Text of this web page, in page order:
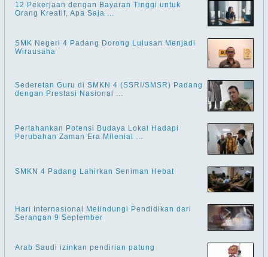
12 Pekerjaan dengan Bayaran Tinggi untuk
Orang Kreatif, Apa Saja ...
SMK Negeri 4 Padang Dorong Lulusan Menjadi
Wirausaha
Sederetan Guru di SMKN 4 (SSRI/SMSR) Padang
dengan Prestasi Nasional ...
Pertahankan Potensi Budaya Lokal Hadapi
Perubahan Zaman Era Milenial ...
SMKN 4 Padang Lahirkan Seniman Hebat
Hari Internasional Melindungi Pendidikan dari
Serangan 9 September
Arab Saudi izinkan pendirian patung